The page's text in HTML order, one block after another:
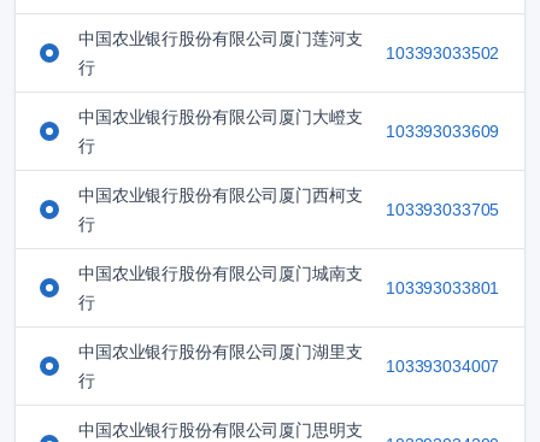
中国农业银行股份有限公司厦门莲河支
行
103393033502
中国农业银行股份有限公司厦门大嶝支
行
103393033609
中国农业银行股份有限公司厦门西柯支
行
103393033705
中国农业银行股份有限公司厦门城南支
行
103393033801
中国农业银行股份有限公司厦门湖里支
行
103393034007
中国农业银行股份有限公司厦门思明支